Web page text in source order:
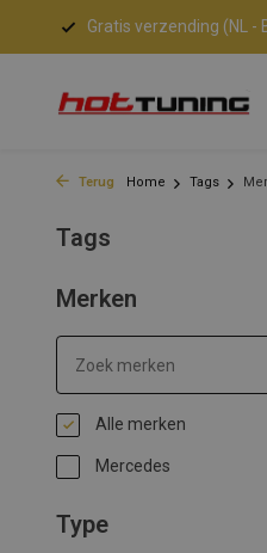
Gratis verzending (NL -
Terug Home Tags
Tags
Merken
Alle merken
Mercedes
Type